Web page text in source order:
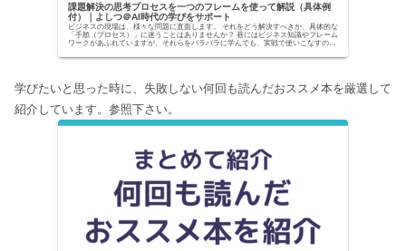
課題解決の思考プロセスを一つのフレームを使って解説（具体例
付）｜よしつ＠AI時代の学びをサポート
ビジネスの現場は、様々な問題に直面します。 それをどう解決すべきか、具体的な
「手順（プロセス）」に迷うことはありませんか？ 巷にはビジネス知識やフレーム
ワークがあふれていますが、それらをバラバラに学んでも、実戦で使いこなすのは
学びたいと思った時に、失敗しない何回も読んだおススメ本を厳選して
紹介しています。参照下さい。